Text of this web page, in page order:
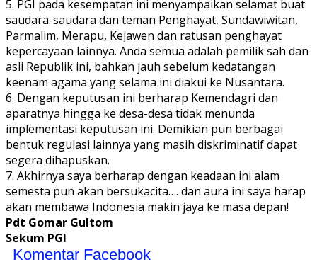
5. PGI pada kesempatan ini menyampaikan selamat buat
saudara-saudara dan teman Penghayat, Sundawiwitan,
Parmalim, Merapu, Kejawen dan ratusan penghayat
kepercayaan lainnya. Anda semua adalah pemilik sah dan
asli Republik ini, bahkan jauh sebelum kedatangan
keenam agama yang selama ini diakui ke Nusantara.
6. Dengan keputusan ini berharap Kemendagri dan
aparatnya hingga ke desa-desa tidak menunda
implementasi keputusan ini. Demikian pun berbagai
bentuk regulasi lainnya yang masih diskriminatif dapat
segera dihapuskan.
7. Akhirnya saya berharap dengan keadaan ini alam
semesta pun akan bersukacita…. dan aura ini saya harap
akan membawa Indonesia makin jaya ke masa depan!
Pdt Gomar Gultom
Sekum PGI
Komentar Facebook